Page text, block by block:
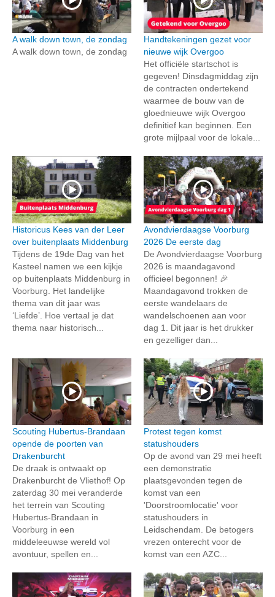
A walk down town, de zondag
A walk down town, de zondag
Handtekeningen gezet voor
nieuwe wijk Overgoo
Het officiële startschot is
gegeven! Dinsdagmiddag zijn
de contracten ondertekend
waarmee de bouw van de
gloednieuwe wijk Overgoo
definitief kan beginnen. Een
grote mijlpaal voor de lokale...
Historicus Kees van der Leer
over buitenplaats Middenburg
Tijdens de 19de Dag van het
Kasteel namen we een kijkje
op buitenplaats Middenburg in
Voorburg. Het landelijke
thema van dit jaar was
‘Liefde’. Hoe vertaal je dat
thema naar historisch...
Avondvierdaagse Voorburg
2026 De eerste dag
De Avondvierdaagse Voorburg
2026 is maandagavond
officieel begonnen! 🎉
Maandagavond trokken de
eerste wandelaars de
wandelschoenen aan voor
dag 1. Dit jaar is het drukker
en gezelliger dan...
Scouting Hubertus-Brandaan
opende de poorten van
Drakenburcht
De draak is ontwaakt op
Drakenburcht de Vliethof! Op
zaterdag 30 mei veranderde
het terrein van Scouting
Hubertus-Brandaan in
Voorburg in een
middeleeuwse wereld vol
avontuur, spellen en...
Protest tegen komst
statushouders
Op de avond van 29 mei heeft
een demonstratie
plaatsgevonden tegen de
komst van een
'Doorstroomlocatie' voor
statushouders in
Leidschendam. De betogers
vrezen onterecht voor de
komst van een AZC...